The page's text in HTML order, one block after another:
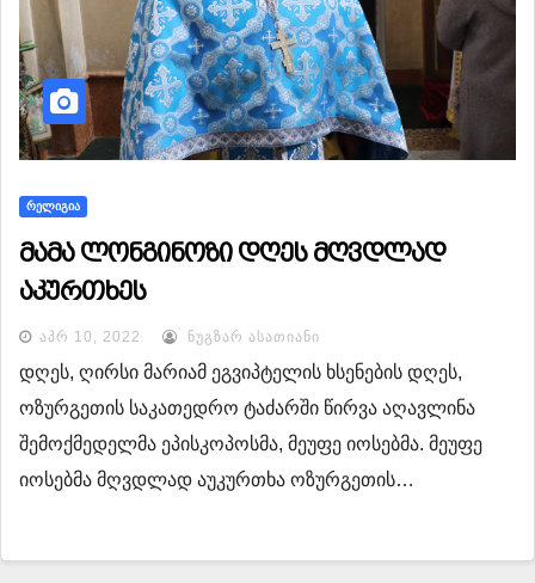
ᲠᲔᲚᲘᲒᲘᲐ
მამა ლონგინოზი დღეს მღვდლად
აკურთხეს
ᲐᲞᲠ 10, 2022 ᲜᲣᲒᲖᲐᲠ ᲐᲡᲐᲗᲘᲐᲜᲘ
დღეს, ღირსი მარიამ ეგვიპტელის ხსენების დღეს,
ოზურგეთის საკათედრო ტაძარში წირვა აღავლინა
შემოქმედელმა ეპისკოპოსმა, მეუფე იოსებმა. მეუფე
იოსებმა მღვდლად აუკურთხა ოზურგეთის…